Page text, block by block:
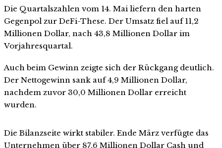
Die Quartalszahlen vom 14. Mai liefern den harten
Gegenpol zur DeFi-These. Der Umsatz fiel auf 11,2
Millionen Dollar, nach 43,8 Millionen Dollar im
Vorjahresquartal.
Auch beim Gewinn zeigte sich der Rückgang deutlich.
Der Nettogewinn sank auf 4,9 Millionen Dollar,
nachdem zuvor 30,0 Millionen Dollar erreicht
wurden.
Die Bilanzseite wirkt stabiler. Ende März verfügte das
Unternehmen über 87,6 Millionen Dollar Cash und